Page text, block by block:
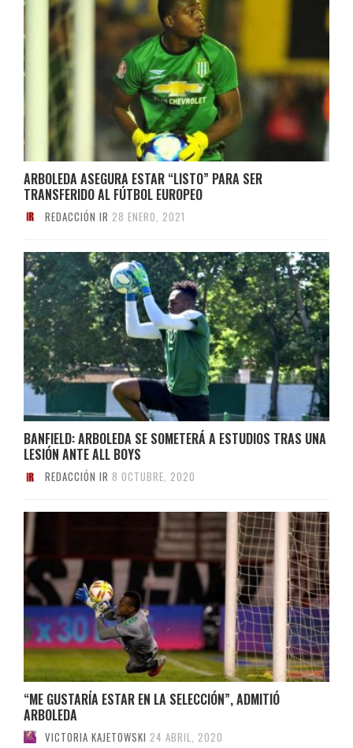
ARBOLEDA ASEGURA ESTAR “LISTO” PARA SER
TRANSFERIDO AL FÚTBOL EUROPEO
REDACCIÓN IR 28 ENERO, 2021
BANFIELD: ARBOLEDA SE SOMETERÁ A ESTUDIOS TRAS UNA
LESIÓN ANTE ALL BOYS
REDACCIÓN IR 8 OCTUBRE, 2020
“ME GUSTARÍA ESTAR EN LA SELECCIÓN”, ADMITIÓ
ARBOLEDA
VICTORIA KAJETOWSKI 24 ABRIL, 2020